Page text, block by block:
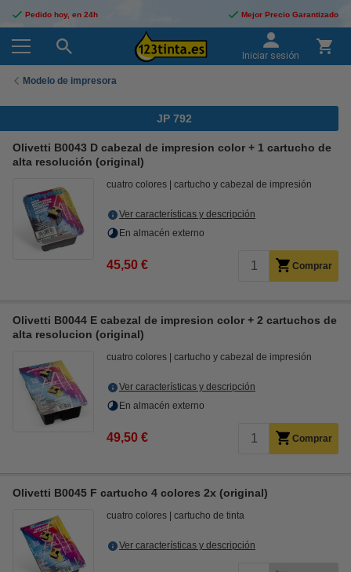
Pedido hoy, en 24h Mejor Precio Garantizado
Iniciar sesión
Modelo de impresora
JP 792
Olivetti B0043 D cabezal de impresion color + 1 cartucho de
alta resolución (original)
cuatro colores cartucho y cabezal de impresión
Ver características y descripción
En almacén externo
45,50 € Comprar
Olivetti B0044 E cabezal de impresion color + 2 cartuchos de
alta resolucion (original)
cuatro colores cartucho y cabezal de impresión
Ver características y descripción
En almacén externo
49,50 € Comprar
Olivetti B0045 F cartucho 4 colores 2x (original)
cuatro colores cartucho de tinta
Ver características y descripción